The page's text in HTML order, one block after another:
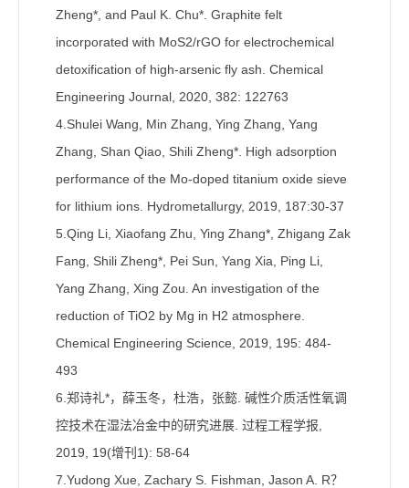
Zheng*, and Paul K. Chu*. Graphite felt
incorporated with MoS2/rGO for electrochemical
detoxification of high-arsenic fly ash. Chemical
Engineering Journal, 2020, 382: 122763
4.Shulei Wang, Min Zhang, Ying Zhang, Yang
Zhang, Shan Qiao, Shili Zheng*. High adsorption
performance of the Mo-doped titanium oxide sieve
for lithium ions. Hydrometallurgy, 2019, 187:30-37
5.Qing Li, Xiaofang Zhu, Ying Zhang*, Zhigang Zak
Fang, Shili Zheng*, Pei Sun, Yang Xia, Ping Li,
Yang Zhang, Xing Zou. An investigation of the
reduction of TiO2 by Mg in H2 atmosphere.
Chemical Engineering Science, 2019, 195: 484-
493
6.郑诗礼*，薛玉冬，杜浩，张懿. 碱性介质活性氧调
控技术在湿法冶金中的研究进展. 过程工程学报,
2019, 19(增刊1): 58-64
7.Yudong Xue, Zachary S. Fishman, Jason A. R？